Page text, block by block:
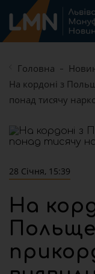
Головна
На кордоні з
понад тисячу
28 Січня, 15:39
На